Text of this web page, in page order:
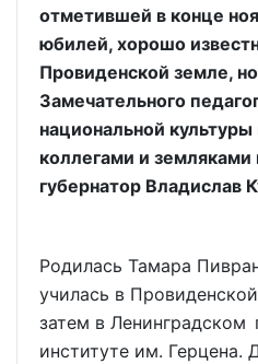
отметившей в конце
юбилей, хорошо
Провиденской земле,
Замечательного
национальной
коллегами и земляками
губернатор Владислав
Родилась Тамара
училась в
затем в Ленинградском
институте им. Герцена.